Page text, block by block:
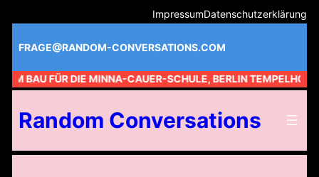
Inhalt
springen
ImpressumDatenschutzerklärung
FRAGE@RANDOM-CONVERSATIONS.COM
AM BAU FÜR DIE MINNA-CAUER-SCHULE, BERLIN TEMPELHOF //
Random Conversations